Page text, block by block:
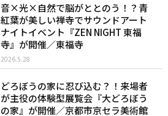
音×光×自然で脳がととのう！？青
紅葉が美しい禅寺でサウンドアート
ナイトイベント『ZEN NIGHT 東福
寺』が開催／東福寺
2026.5.28
どろぼうの家に忍び込む？！来場者
が主役の体験型展覧会『大どろぼう
の家』が開催／京都市京セラ美術館